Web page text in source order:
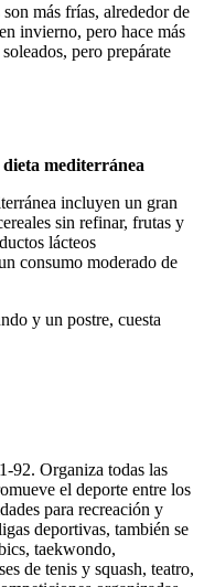
más frías, alrededor de
invierno, pero hace más
pero prepárate
mediterránea
incluyen un gran
sin refinar, frutas y
lácteos
consumo moderado de
y un postre, cuesta
92. Organiza todas las
el deporte entre los
para recreación y
deportivas, también se
taekwondo,
de tenis y squash, teatro,